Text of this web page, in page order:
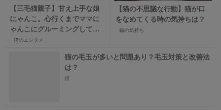
【三毛猫親子】甘え上手な娘
にゃんこ。心行くまでママに
ゃんこにグルーミングしても
らう様子が尊い
猫のエンタメ
【猫の不思議な行動】猫が口
をなめてくる時の気持ちは？
猫の気持ち
猫の毛玉が多いと問題あり？毛玉対策と改善法
は？
猫